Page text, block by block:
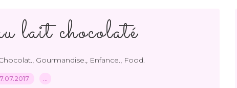
lait chocolaté
, Gourmandise., Enfance., Food.
…